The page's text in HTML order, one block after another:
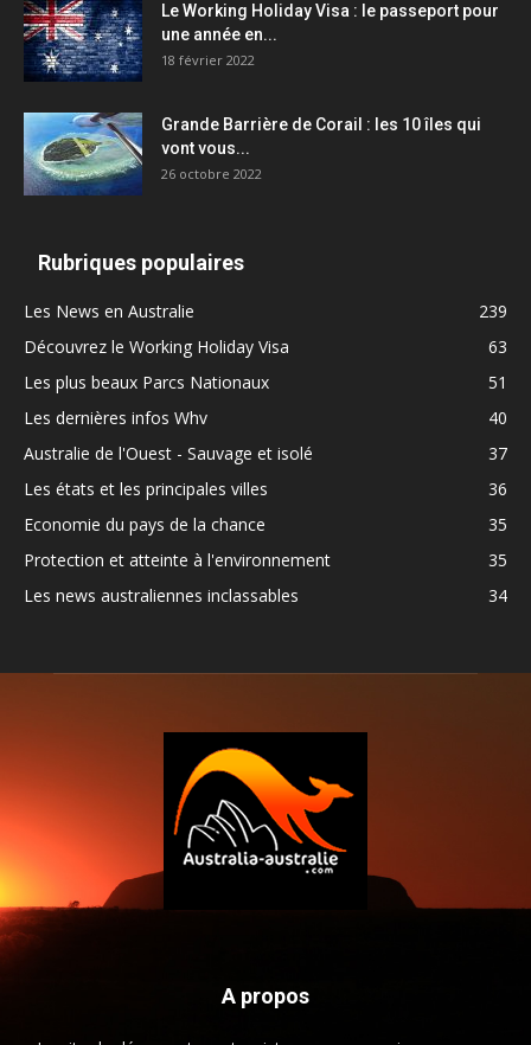
Le Working Holiday Visa : le passeport pour
une année en...
18 février 2022
Grande Barrière de Corail : les 10 îles qui
vont vous...
26 octobre 2022
Rubriques populaires
Les News en Australie
239
Découvrez le Working Holiday Visa
63
Les plus beaux Parcs Nationaux
51
Les dernières infos Whv
40
Australie de l'Ouest - Sauvage et isolé
37
Les états et les principales villes
36
Economie du pays de la chance
35
Protection et atteinte à l'environnement
35
Les news australiennes inclassables
34
A propos